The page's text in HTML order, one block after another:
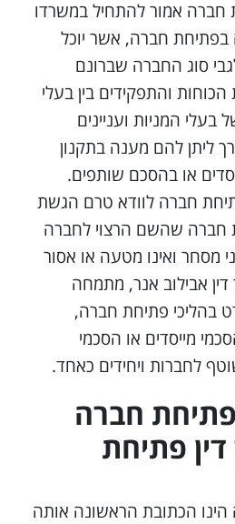
חברה אמור להתחיל במשרדו
חברה, אשר יוכל
סוג החברה שברונם
והתפקידים בין בעלי
המניות ועניינים
ליתן להם מענה בתקנון
או בהסכם שותפים.
חברה לוודא טרם הגשת
חברה שהשם הרצוי לחברה
מסחר ואינו מטעה או אסור
דין אבילוב אנר, מתמחה
בהליכי פתיחת חברה,
מייסדים או הסכמי
שוטף לחברות ויחידים כאחד.
חברה
פתיחת
הינו הכתובת הראשונה אותה